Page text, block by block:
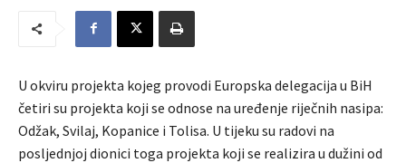
U okviru projekta kojeg provodi Europska delegacija u BiH
četiri su projekta koji se odnose na uređenje riječnih nasipa:
Odžak, Svilaj, Kopanice i Tolisa. U tijeku su radovi na
posljednjoj dionici toga projekta koji se realizira u dužini od